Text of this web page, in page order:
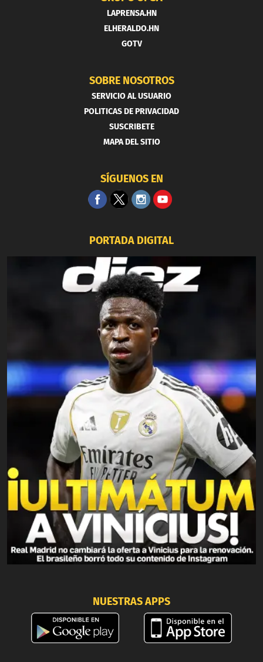
LAPRENSA.HN
ELHERALDO.HN
GOTV
SOBRE NOSOTROS
SERVICIO AL USUARIO
POLITICAS DE PRIVACIDAD
SUSCRIBETE
MAPA DEL SITIO
SÍGUENOS EN
PORTADA DIGITAL
NUESTRAS APPS